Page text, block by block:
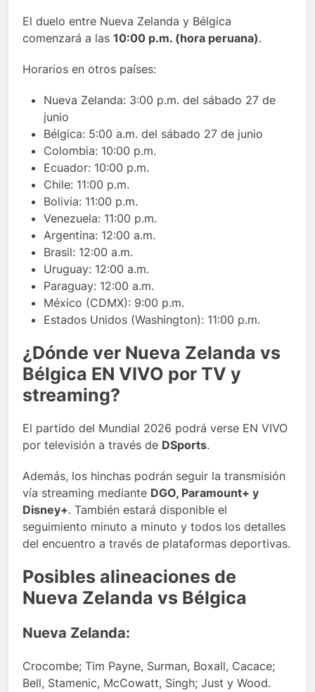
El duelo entre Nueva Zelanda y Bélgica
comenzará a las 10:00 p.m. (hora peruana).
Horarios en otros países:
Nueva Zelanda: 3:00 p.m. del sábado 27 de
junio
Bélgica: 5:00 a.m. del sábado 27 de junio
Colombia: 10:00 p.m.
Ecuador: 10:00 p.m.
Chile: 11:00 p.m.
Bolivia: 11:00 p.m.
Venezuela: 11:00 p.m.
Argentina: 12:00 a.m.
Brasil: 12:00 a.m.
Uruguay: 12:00 a.m.
Paraguay: 12:00 a.m.
México (CDMX): 9:00 p.m.
Estados Unidos (Washington): 11:00 p.m.
¿Dónde ver Nueva Zelanda vs
Bélgica EN VIVO por TV y
streaming?
El partido del Mundial 2026 podrá verse EN VIVO
por televisión a través de DSports.
Además, los hinchas podrán seguir la transmisión
vía streaming mediante DGO, Paramount+ y
Disney+. También estará disponible el
seguimiento minuto a minuto y todos los detalles
del encuentro a través de plataformas deportivas.
Posibles alineaciones de
Nueva Zelanda vs Bélgica
Nueva Zelanda:
Crocombe; Tim Payne, Surman, Boxall, Cacace;
Bell, Stamenic, McCowatt, Singh; Just y Wood.